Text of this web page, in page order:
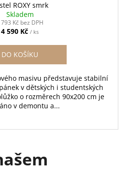
ROXY smrk
Skladem
Kč bez DPH
4 590 Kč / ks
DO KOŠÍKU
masivu představuje stabilní
v dětských i studentských
o rozměrech 90x200 cm je
v demontu a...